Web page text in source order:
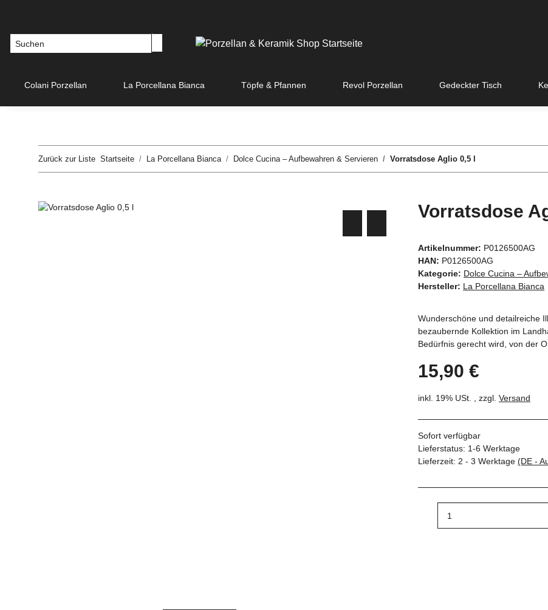
Colani Porzellan La Porcellana Bianca Töpfe & Pfannen Revol Porzellan Gedeckter Tisch
Zurück zur Liste Startseite La Porcellana Bianca Dolce Cucina – Aufbewahren & Servieren Vorratsdose Aglio 0,5 l
Vorratsdose
Artikelnummer: P0126500AG
HAN: P0126500AG
Kategorie: Dolce Cucina –
Hersteller: La Porcellana Bianca
Wunderschöne und detailreiche
bezaubernde Kollektion im
Bedürfnis gerecht wird, von der
15,90 €
inkl. 19% USt. , zzgl. Versand
Sofort verfügbar
Lieferstatus: 1-6 Werktage
Lieferzeit: 2 - 3 Werktage (DE -